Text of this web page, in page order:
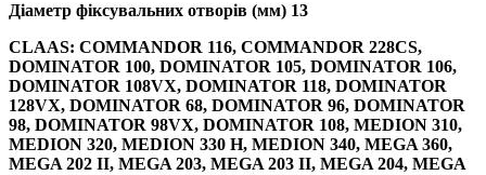
Діаметр фіксувальних отворів (мм) 13
CLAAS: COMMANDOR 116, COMMANDOR 228CS,
DOMINATOR 100, DOMINATOR 105, DOMINATOR 106,
DOMINATOR 108VX, DOMINATOR 118, DOMINATOR
128VX, DOMINATOR 68, DOMINATOR 96, DOMINATOR
98, DOMINATOR 98VX, DOMINATOR 108, MEDION 310,
MEDION 320, MEDION 330 H, MEDION 340, MEGA 360,
MEGA 202 II, MEGA 203, MEGA 203 II, MEGA 204, MEGA